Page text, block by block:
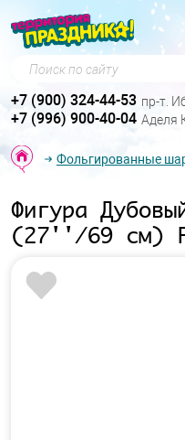
Поиск по сайту
+7 (900) 324-44-53 пр-т.
+7 (996) 900-40-04 Аделя
Фольгированные
Фигура
(27''/69 см)